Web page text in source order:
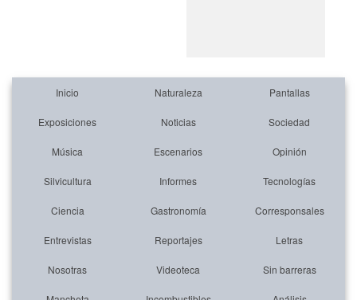
Inicio Naturaleza Pantallas
Exposiciones Noticias Sociedad
Música Escenarios Opinión
Silvicultura Informes Tecnologías
Ciencia Gastronomía Corresponsales
Entrevistas Reportajes Letras
Nosotras Videoteca Sin barreras